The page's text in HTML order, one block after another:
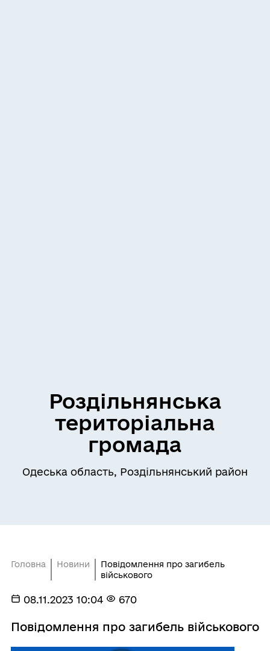
Роздільнянська
територіальна
громада
Одеська область, Роздільнянський район
Головна Новини
Повідомлення про загибель
військового
08.11.2023 10:04 670
Повідомлення про загибель військового